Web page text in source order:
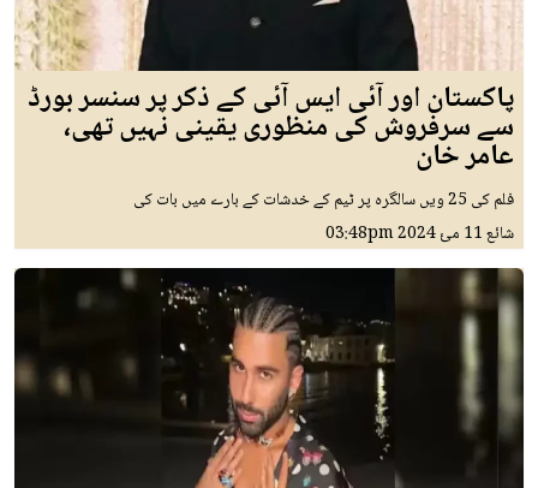
پاکستان اور آئی ایس آئی کے ذکر پر سنسر بورڈ
سے سرفروش کی منظوری یقینی نہیں تھی،
عامر خان
فلم کی 25 ویں سالگرہ پر ٹیم کے خدشات کے بارے میں بات کی
شائع11 مئ 2024 03:48pm